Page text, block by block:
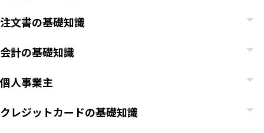
注文書の基礎知識
会計の基礎知識
個人事業主
クレジットカードの基礎知識